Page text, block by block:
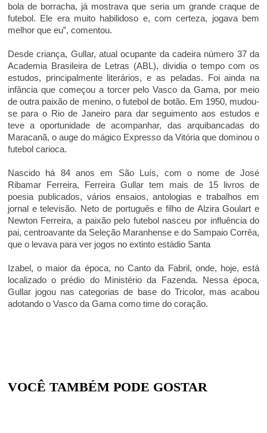
bola de borracha, já mostrava que seria um grande craque de
futebol. Ele era muito habilidoso e, com certeza, jogava bem
melhor que eu”, comentou.
Desde criança, Gullar, atual ocupante da cadeira número 37 da
Academia Brasileira de Letras (ABL), dividia o tempo com os
estudos, principalmente literários, e as peladas. Foi ainda na
infância que começou a torcer pelo Vasco da Gama, por meio
de outra paixão de menino, o futebol de botão. Em 1950, mudou-
se para o Rio de Janeiro para dar seguimento aos estudos e
teve a oportunidade de acompanhar, das arquibancadas do
Maracanã, o auge do mágico Expresso da Vitória que dominou o
futebol carioca.
Nascido há 84 anos em São Luís, com o nome de José
Ribamar Ferreira, Ferreira Gullar tem mais de 15 livros de
poesia publicados, vários ensaios, antologias e trabalhos em
jornal e televisão. Neto de português e filho de Alzira Goulart e
Newton Ferreira, a paixão pelo futebol nasceu por influência do
pai, centroavante da Seleção Maranhense e do Sampaio Corrêa,
que o levava para ver jogos no extinto estádio Santa
Izabel, o maior da época, no Canto da Fabril, onde, hoje, está
localizado o prédio do Ministério da Fazenda. Nessa época,
Gullar jogou nas categorias de base do Tricolor, mas acabou
adotando o Vasco da Gama como time do coração.
VOCÊ TAMBÉM PODE GOSTAR